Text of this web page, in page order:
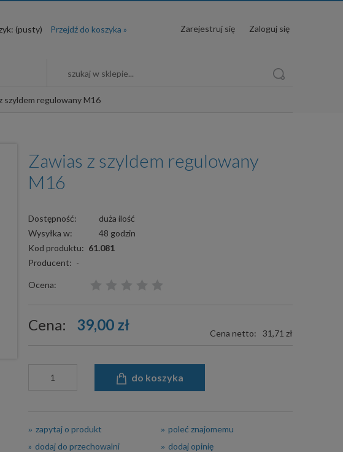
Zarejestruj się Zaloguj się
(pusty)
szyldem regulowany M16
Zawias z szyldem regulowany
M16
Dostępność:
duża ilość
Wysyłka w:
48 godzin
Kod produktu: 61.081
Producent: -
Ocena:
Cena: 39,00 zł Cena netto: 31,71 zł
do koszyka
zapytaj o produkt
poleć znajomemu
dodaj do przechowalni
dodaj opinię